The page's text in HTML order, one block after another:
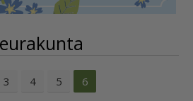
3 4 5 6